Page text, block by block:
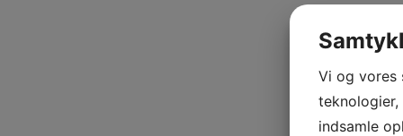
Vi og vores
indsamle